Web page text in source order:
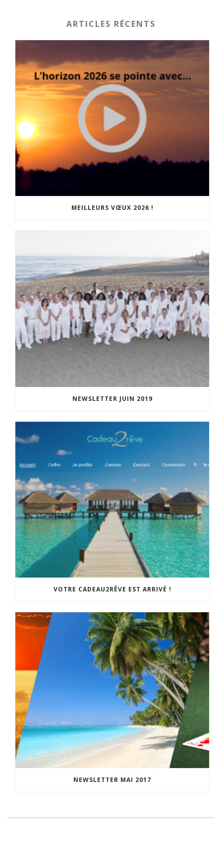
ARTICLES RÉCENTS
MEILLEURS VŒUX 2026 !
NEWSLETTER JUIN 2019
VOTRE CADEAU2RÊVE EST ARRIVÉ !
NEWSLETTER MAI 2017